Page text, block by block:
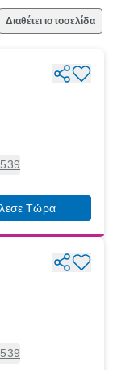
Διαθέτει ιστοσελίδα
Τώρα